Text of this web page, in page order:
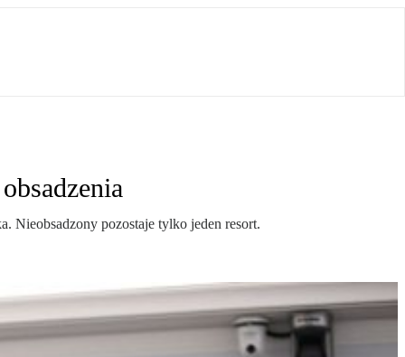
Nieobsadzony pozostaje tylko jeden resort.